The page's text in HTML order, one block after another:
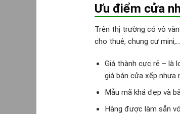
Ưu điểm cửa
Trên thị trường có vô
cho thuê, chung cư
Giá thành cực rẻ – là
giá bán cửa xếp nhựa
Mẫu mã khá đẹp và
Hàng được làm sẵn